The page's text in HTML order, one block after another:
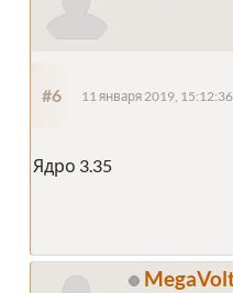
#6 11 января 2019, 15:12:36
Ядро 3.35